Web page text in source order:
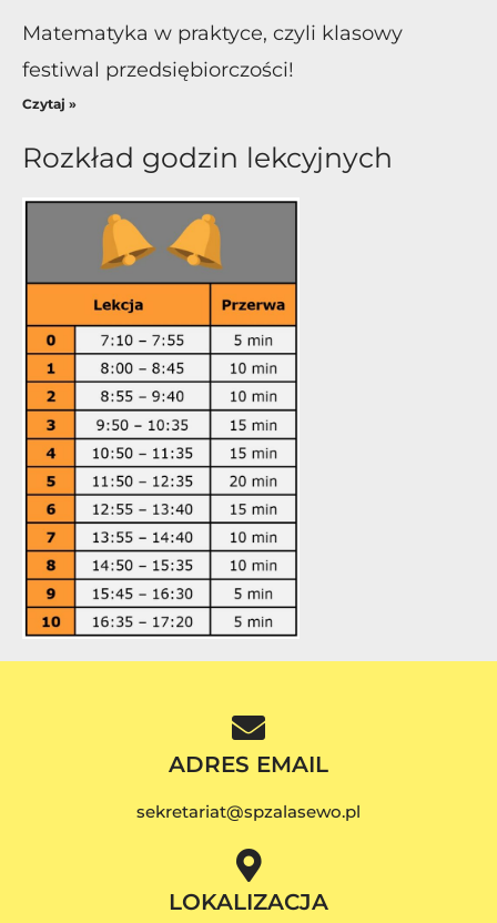
Matematyka w praktyce, czyli klasowy
festiwal przedsiębiorczości!
Czytaj »
Rozkład godzin lekcyjnych
ADRES EMAIL
sekretariat@spzalasewo.pl
LOKALIZACJA